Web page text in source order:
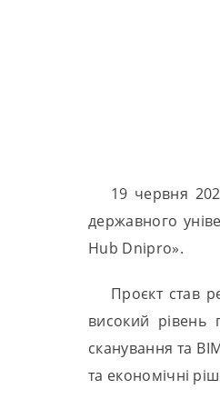
19 червня
державного
Hub Dnipro».
Проєкт став
високий рівень
сканування та
та економічні